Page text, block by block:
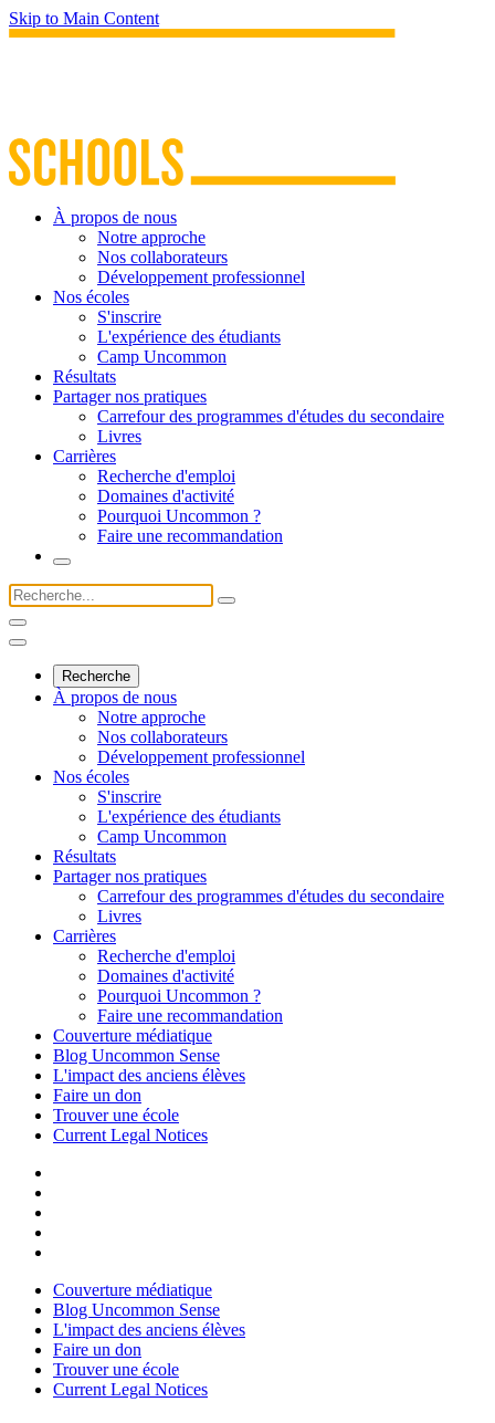
Skip to Main Content
À propos de nous
Notre approche
Nos collaborateurs
Développement professionnel
Nos écoles
S'inscrire
L'expérience des étudiants
Camp Uncommon
Résultats
Partager nos pratiques
Carrefour des programmes d'études du secondaire
Livres
Carrières
Recherche d'emploi
Domaines d'activité
Pourquoi Uncommon ?
Faire une recommandation
Recherche
À propos de nous
Notre approche
Nos collaborateurs
Développement professionnel
Nos écoles
S'inscrire
L'expérience des étudiants
Camp Uncommon
Résultats
Partager nos pratiques
Carrefour des programmes d'études du secondaire
Livres
Carrières
Recherche d'emploi
Domaines d'activité
Pourquoi Uncommon ?
Faire une recommandation
Couverture médiatique
Blog Uncommon Sense
L'impact des anciens élèves
Faire un don
Trouver une école
Current Legal Notices
Couverture médiatique
Blog Uncommon Sense
L'impact des anciens élèves
Faire un don
Trouver une école
Current Legal Notices